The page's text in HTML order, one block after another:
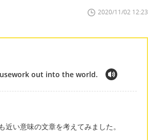
2020/11/02 12:23
out into the world.
い意味の文章を考えてみました。